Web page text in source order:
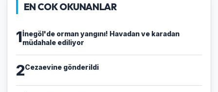
EN COK OKUNANLAR
1İnegöl'de orman yangını! Havadan ve karadan
müdahale ediliyor
2Cezaevine gönderildi